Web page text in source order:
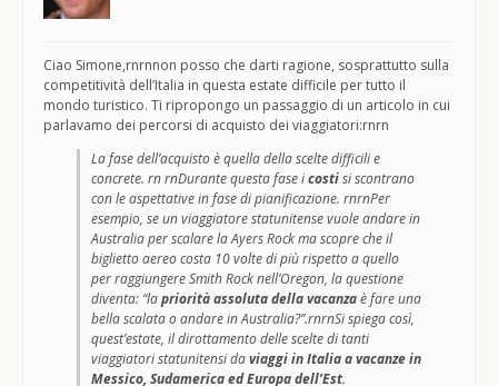
Ciao Simone,rnrnnon posso che darti ragione, sosprattutto sulla
competitività dell’Italia in questa estate difficile per tutto il
mondo turistico. Ti ripropongo un passaggio di un articolo in cui
parlavamo dei percorsi di acquisto dei viaggiatori:rnrn
La fase dell’acquisto è quella della scelte difficili e
concrete. rn rnDurante questa fase icostisi scontrano
con le aspettative in fase di pianificazione. rnrnPer
esempio, se un viaggiatore statunitense vuole andare in
Australia per scalare la Ayers Rock ma scopre che il
biglietto aereo costa 10 volte di più rispetto a quello
per raggiungere Smith Rock nell’Oregon, la questione
diventa: “lapriorità assoluta della vacanzaè fare una
bella scalata o andare in Australia?”.rnrnSi spiega così,
quest’estate, il dirottamento delle scelte di tanti
viaggiatori statunitensi daviaggi in Italia a vacanze in
Messico, Sudamerica ed Europa dell’Est.